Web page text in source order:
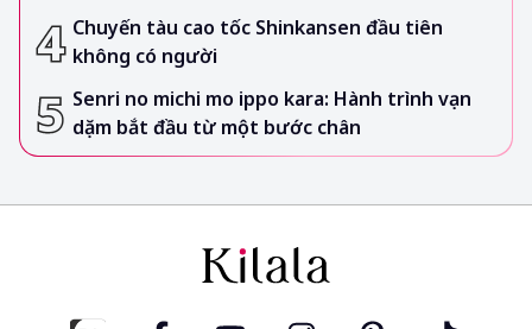
Chuyến tàu cao tốc Shinkansen đầu tiên
không có người
Senri no michi mo ippo kara: Hành trình vạn
dặm bắt đầu từ một bước chân